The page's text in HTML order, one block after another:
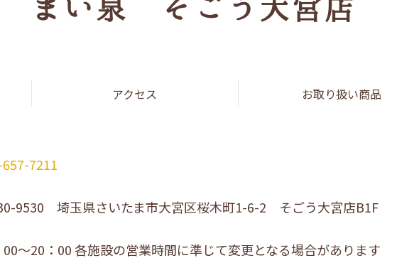
まい泉 そごう大宮店
アクセス お取り扱い商品
7211
9530 埼玉県さいたま市大宮区桜木町1-6-2 そごう大宮店B1F
00～20：00 各施設の営業時間に準じて変更となる場合があります